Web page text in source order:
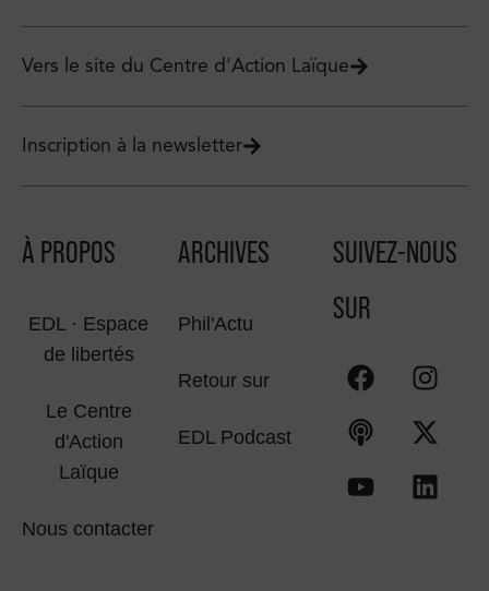
Vers le site du Centre d'Action Laïque
Inscription à la newsletter
À PROPOS
EDL · Espace
de libertés
Le Centre
d'Action
Laïque
Nous contacter
ARCHIVES
Phil'Actu
Retour sur
EDL Podcast
SUIVEZ-NOUS
SUR